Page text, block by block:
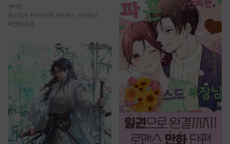
1천
#상처녀 #트라우마 #로맨스 #직진남
#연애/결혼